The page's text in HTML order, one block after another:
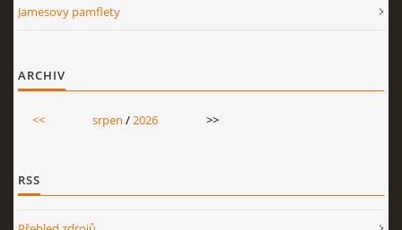
Jamesovy pamflety
ARCHIV
<< srpen /2026 >>
RSS